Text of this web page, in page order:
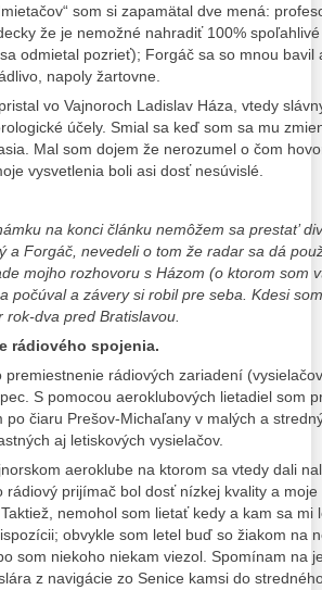
som si zapamätal dve mená:
že je nemožné nahradiť 100%
odmietal pozrieť); Forgáč sa so mnou bavil
napoly žartovne.
vo Vajnoroch Ladislav Háza, vtedy
účely. Smial sa keď som sa mu
Mal som dojem že nerozumel o čom
vysvetlenia boli asi dosť nesúvislé.
na konci článku nemôžem sa prestat’
a Forgáč, nevedeli o tom že radar sa dá
mojho rozhovoru s Házom (o ktorom som
počúval a závery si robil pre seba. Kdesi
dva pred Bratislavou.
rádiového spojenia.
premiestnenie rádiových zariadení
S pomocou aeroklubových lietadiel som
po čiaru Prešov-Michaľany v malých a
aj letiskových vysielačov.
aeroklube na ktorom sa vtedy dali
rádiový prijímač bol dosť nízkej kvality a
nemohol som lietať kedy a kam sa mi
obvykle som letel buď so žiakom na
som niekoho niekam viezol. Spomínam na
z navigácie zo Senice kamsi do